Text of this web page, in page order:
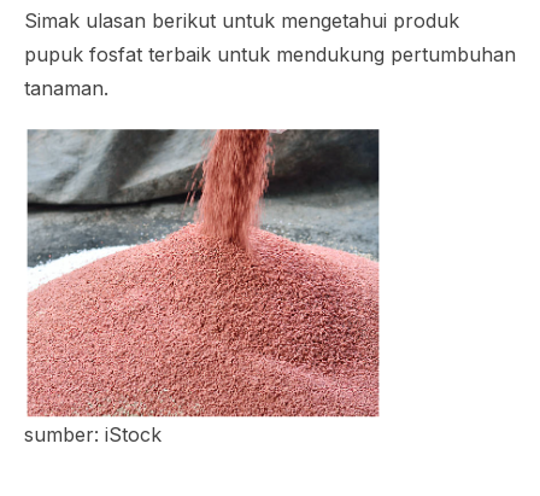
Simak ulasan berikut untuk mengetahui produk
pupuk fosfat terbaik untuk mendukung pertumbuhan
tanaman.
sumber: iStock